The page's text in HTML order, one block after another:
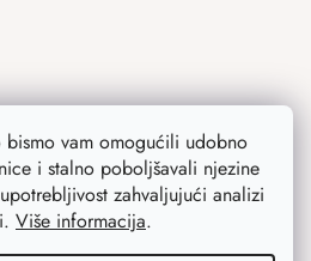
bismo vam omogućili udobno
i stalno poboljšavali njezine
zahvaljujući analizi
Više informacija.